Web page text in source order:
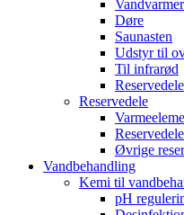
Vandvarmer
Døre
Saunasten
Udstyr til
Til infrarød
Reservedele
Reservedele
Øvrige
Vandbehandling
Kemi til
pH